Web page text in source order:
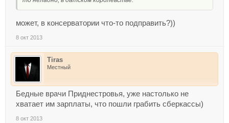
может, в консерватории что-то подправить?))
8 окт 2013
Tiras
Местный
Бедные врачи Приднестровья, уже настолько не
хватает им зарплаты, что пошли грабить сберкассы)
8 окт 2013